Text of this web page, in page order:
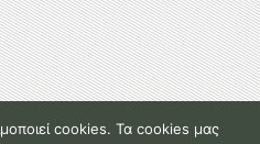
cookies. Τα cookies μας